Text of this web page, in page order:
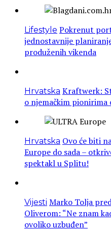
Lifestyle Pokrenut
jednostavnije
produženih vikenda
Hrvatska Kraftwerk:
o njemačkim pionirima
Hrvatska Ovo će biti
Europe do sada –
spektakl u Splitu!
Vijesti Marko Tolja
Oliverom: “Ne znam
ovoliko uzbuđen”